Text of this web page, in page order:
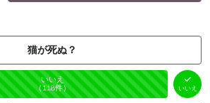
猫が死ぬ？
いいえ
（118件） いいえ